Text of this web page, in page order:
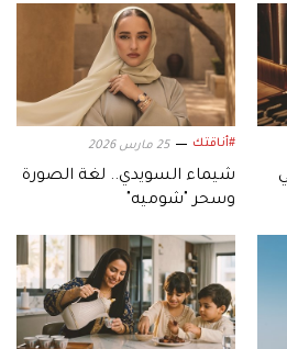
#أناقتك 25 مارس 2026
شيماء السويدي.. لغة الصورة
وسحر "شوميه"